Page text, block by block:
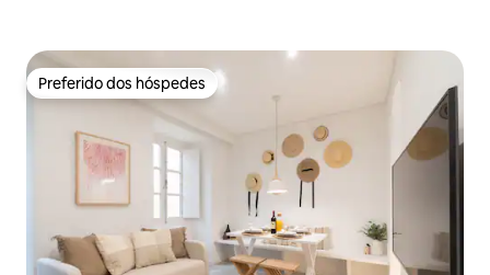
Preferido dos hóspedes
Preferido dos hóspedes